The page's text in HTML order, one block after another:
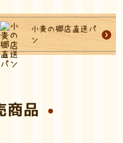
小麦の郷店直送パ
ン
商品